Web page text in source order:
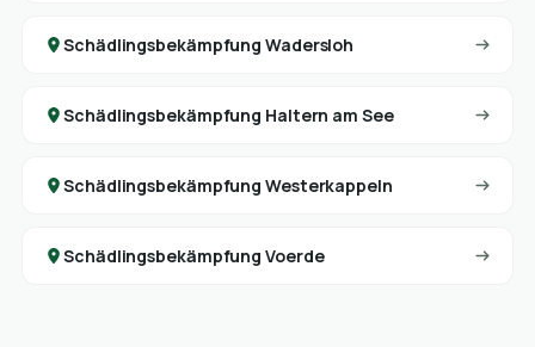
Schädlingsbekämpfung Wadersloh
Schädlingsbekämpfung Haltern am See
Schädlingsbekämpfung Westerkappeln
Schädlingsbekämpfung Voerde